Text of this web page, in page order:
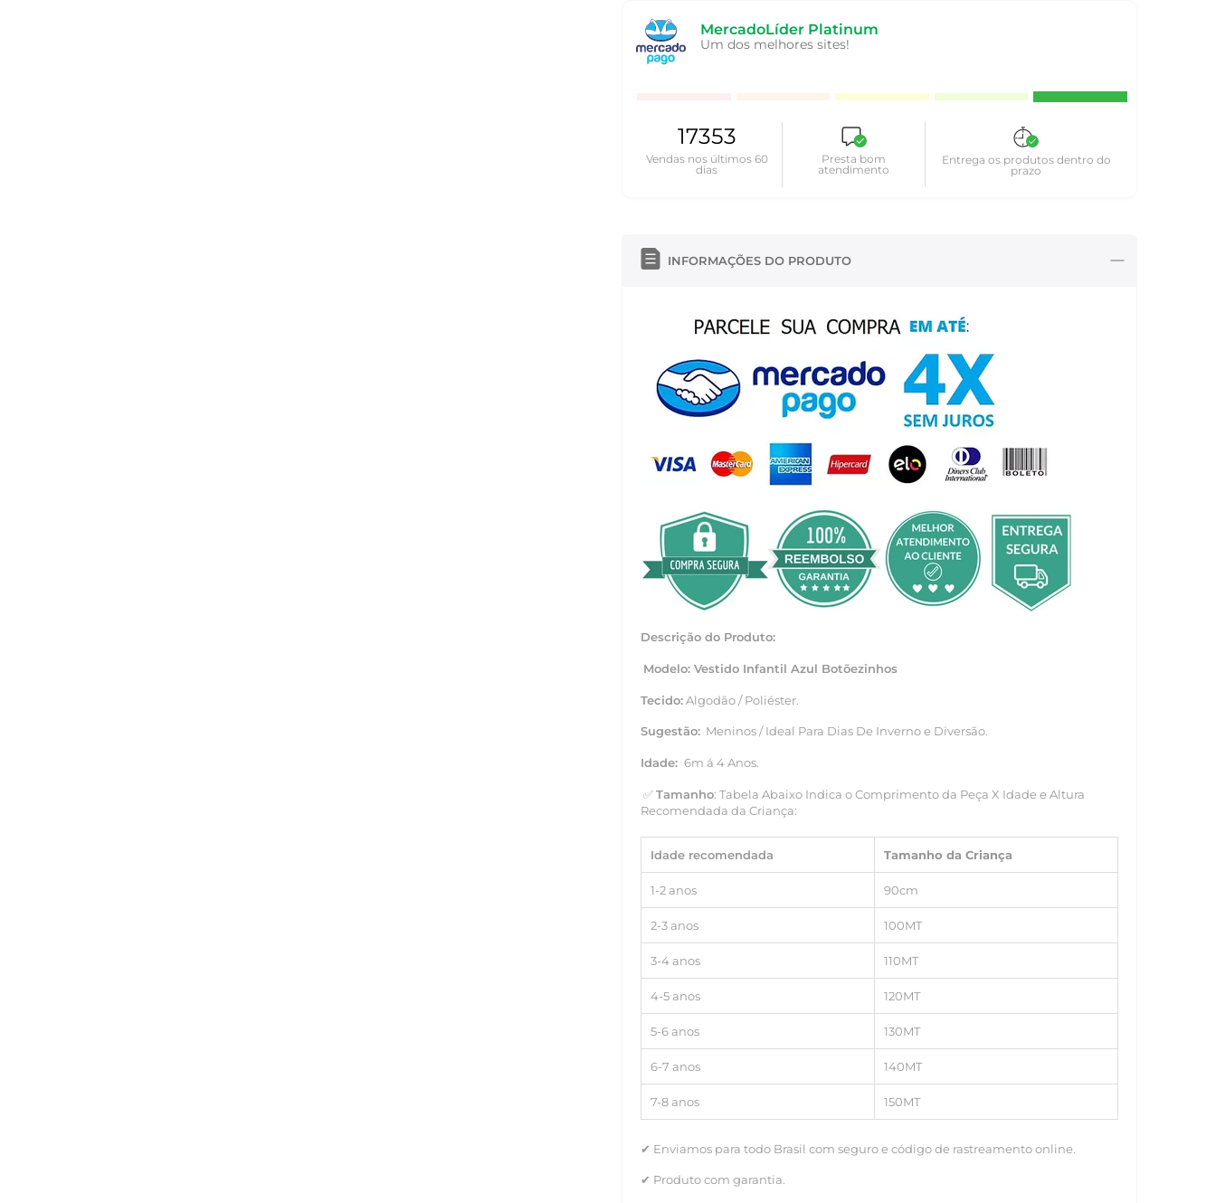
MercadoLíder Platinum
Um dos melhores sites!
17353
Vendas nos últimos 60
dias
Presta bom
atendimento
Entrega os produtos dentro do
prazo
INFORMAÇÕES DO PRODUTO
Descrição do Produto:
Modelo: Vestido Infantil Azul Botõezinhos
Tecido:Algodão / Poliéster.
Sugestão: Meninos / Ideal Para Dias De Inverno e Diversão.
Idade: 6m á 4 Anos.
✅Tamanho: Tabela Abaixo Indica o Comprimento da Peça X Idade e Altura
Recomendada da Criança:
Idade recomendada Tamanho da Criança
1-2 anos 90cm
2-3 anos 100MT
3-4 anos 110MT
4-5 anos 120MT
5-6 anos 130MT
6-7 anos 140MT
7-8 anos 150MT
✔ Enviamos para todo Brasil com seguro e código de rastreamento online.
✔ Produto com garantia.